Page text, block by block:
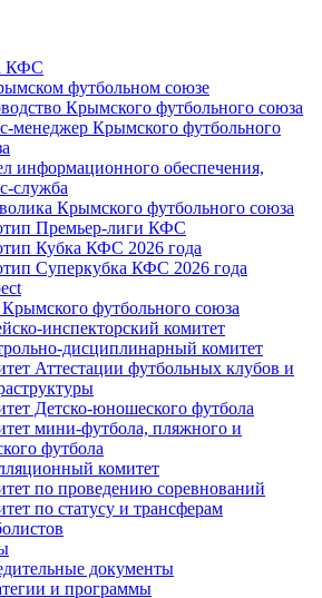
КФС
футбольном союзе
Крымского футбольного союза
менеджер Крымского футбольного
информационного обеспечения,
служба
Крымского футбольного союза
Премьер-лиги КФС
Кубка КФС 2026 года
Суперкубка КФС 2026 года
футбольного союза
инспекторский комитет
дисциплинарный комитет
Аттестации футбольных клубов и
Детско-юношеского футбола
мини-футбола, пляжного и
футбола
комитет
по проведению соревнований
по статусу и трансферам
документы
и программы